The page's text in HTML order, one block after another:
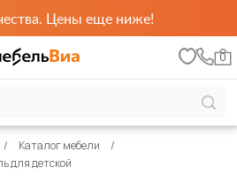
Цены еще ниже!
0
Каталог мебели
для детской